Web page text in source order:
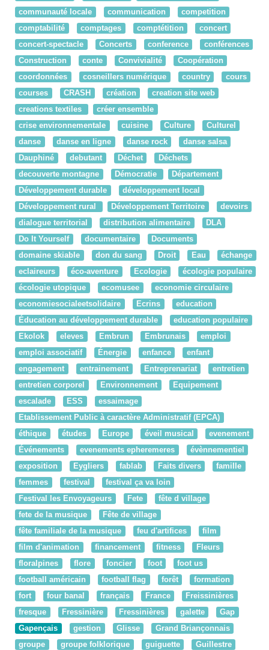
communauté locale
communication
competition
comptabilité
comptages comptétition
concert
concert-spectacle
Concerts conference
conférences
Construction
conte Convivialité
Coopération
coordonnées
cosneillers numérique country
cours
courses
CRASH création
creation site web
creations textiles
créer ensemble
crise environnementale
cuisine Culture
Culturel
danse
danse en ligne danse rock
danse salsa
Dauphiné
debutant Déchet
Déchets
decouverte montagne
Démocratie
Département
Développement durable
développement local
Développement rural
Développement Territoire
devoirs
dialogue territorial
distribution alimentaire
DLA
Do It Yourself
documentaire
Documents
domaine skiable
don du sang Droit Eau
échange
eclaireurs
éco-aventure Ecologie
écologie populaire
écologie utopique
ecomusee
economie circulaire
economiesocialeetsolidaire
Ecrins
education
Éducation au développement durable
education populaire
Ekolok
eleves Embrun Embrunais
emploi
emploi associatif
Énergie enfance
enfant
engagement
entrainement Entreprenariat
entretien
entretien corporel
Environnement
Equipement
escalade
ESS
essaimage
Etablissement Public à caractère Administratif (EPCA)
éthique
études Europe éveil musical
evenement
Événements
evenements epheremeres
évènnementiel
exposition
Eygliers fablab Faits divers
famille
femmes
festival
festival ça va loin
Festival les Envoyageurs
Fete
fête d village
fete de la musique
Fête de village
fête familiale de la musique
feu d'artifices
film
film d'animation
financement fitness
Fleurs
floralpines
flore foncier foot
foot us
football américain
football flag forêt
formation
fort
four banal français France
Freissinières
fresque
Fressinière Fressinières galette
Gap
Gapençais
gestion Glisse
Grand Briançonnais
groupe
groupe folklorique guiguette
Guillestre